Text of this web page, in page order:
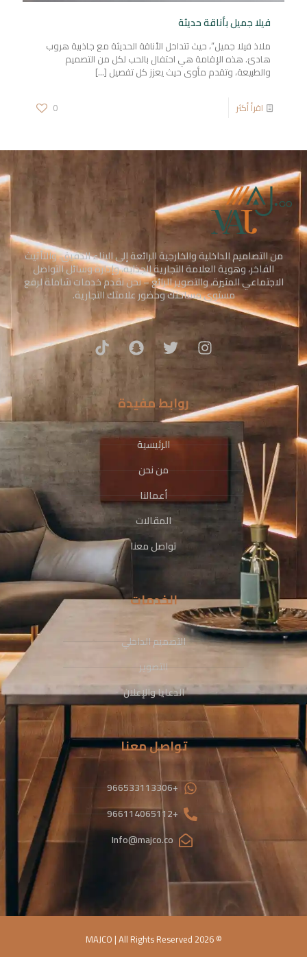
فيلا جميل بأناقة حديثة
ملاذ فيلا جميل”، حيث تتداخل الأناقة الحديثة مع جاذبية هروب
هادئ. هذه الإقامة هي احتفال بالحب لكل من التصميم
والطبيعة، وتقدم مأوى حيث يعزز كل تفصيل […]
0 اقرأ أكثر
من التصاميم الداخلية والخارجية الرائعة إلى البناء الدقيق، والتأثيث
الفاخر، وهوية العلامة التجارية الجذابة، وإدارة وسائل التواصل
الاجتماعي المثيرة، والتصوير الرائع – نحن نقدم خدمات شاملة لرفع
مستوى مساحتك وحضور علامتك التجارية.
روابط مفيدة
الرئيسية
من نحن
أعمالنا
المقالات
تواصل معنا
الخدمات
التصميم الداخلي
التصوير
الدعايا والإعلان
تواصل معنا
+966533113306
+966114065112
Info@majco.co
© 2026 MAJCO | All Rights Reserved